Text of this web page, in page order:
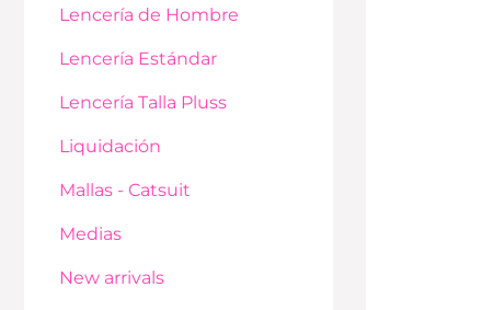
Lencería de Hombre
Lencería Estándar
Lencería Talla Pluss
Liquidación
Mallas - Catsuit
Medias
New arrivals